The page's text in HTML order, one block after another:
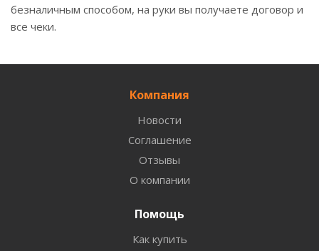
безналичным способом, на руки вы получаете договор и
все чеки.
Компания
Новости
Соглашение
Отзывы
О компании
Помощь
Как купить